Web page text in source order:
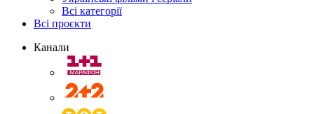
Всі категорії
Всі проєкти
Канали